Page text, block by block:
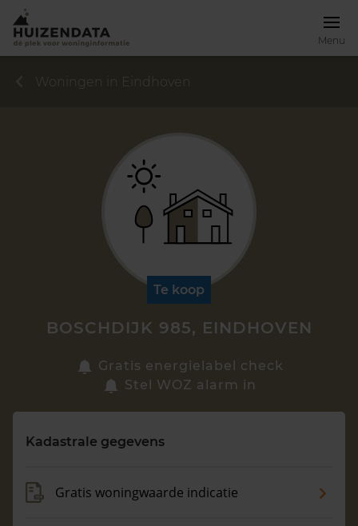
Menu
Zoek een woning
Maandag t/m vrijdag - 08:00 -18:00
Woningen in Eindhoven
Te koop
BOSCHDIJK 985, EINDHOVEN
Gratis energielabel check
Stel WOZ alarm in
Kadastrale gegevens
Gratis woningwaarde indicatie